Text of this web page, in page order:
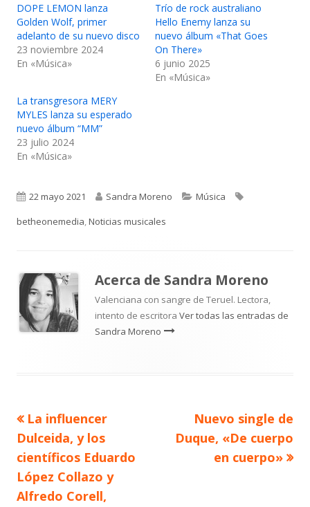
DOPE LEMON lanza
Golden Wolf, primer
adelanto de su nuevo disco
23 noviembre 2024
En «Música»
Trío de rock australiano
Hello Enemy lanza su
nuevo álbum «That Goes
On There»
6 junio 2025
En «Música»
La transgresora MERY
MYLES lanza su esperado
nuevo álbum “MM”
23 julio 2024
En «Música»
Publicado
el
22 mayo 2021 Autor
Sandra Moreno Categorías
Música
betheonemedia,Noticias musicales
Acerca de Sandra Moreno
Valenciana con sangre de Teruel. Lectora,
intento de escritora Ver todas las entradas de
Sandra Moreno
Navegación
de
entradas
Artículo
anterior
La influencer
Dulceida, y los
científicos Eduardo
López Collazo y
Alfredo Corell,
Artículo
siguiente
Nuevo single de
Duque, «De cuerpo
en cuerpo»